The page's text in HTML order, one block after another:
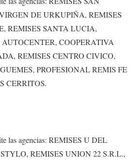
DE URKUPIÑA, REMISES
REMISES SANTA LUCIA,
COOPERATIVA
REMISES CENTRO CIVICO,
PROFESIONAL REMIS FE
CERRITOS.
las agencias: REMISES U DEL
REMISES UNION 22 S.R.L.,